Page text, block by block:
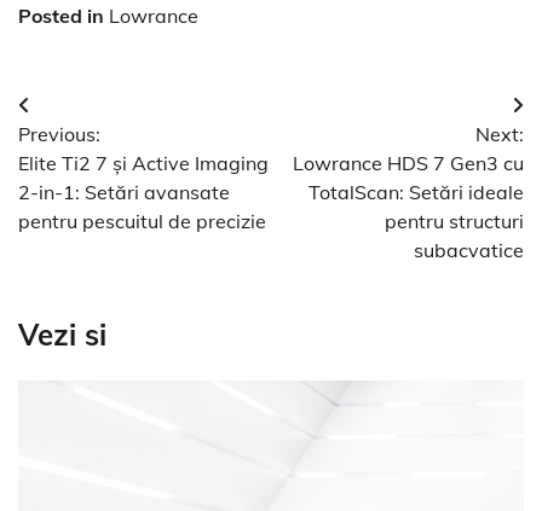
Posted in Lowrance
Navigare
în
articole
Previous:
Elite Ti2 7 și Active Imaging
2-in-1: Setări avansate
pentru pescuitul de precizie
Next:
Lowrance HDS 7 Gen3 cu
TotalScan: Setări ideale
pentru structuri
subacvatice
Vezi si